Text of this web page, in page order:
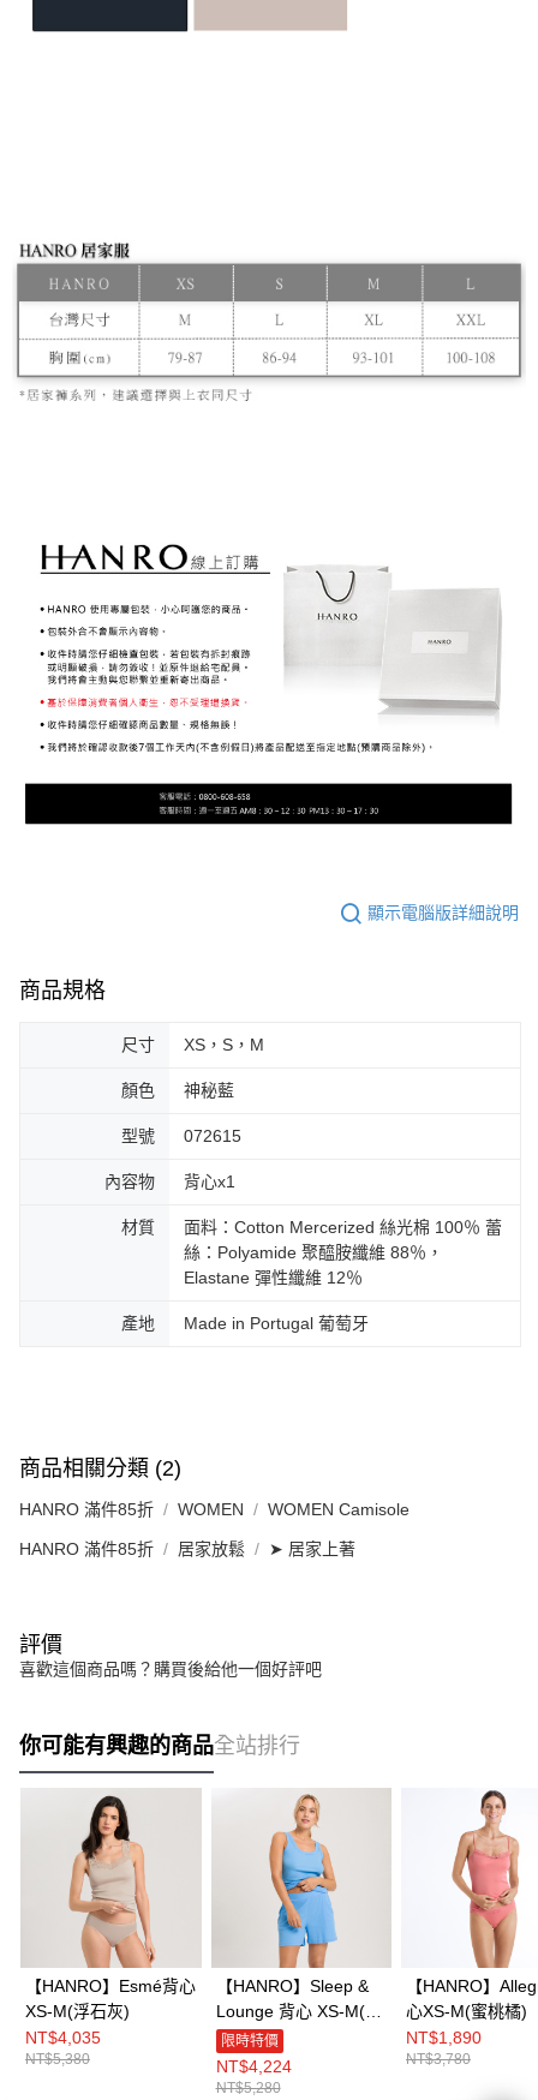
顯示電腦版詳細說明
商品規格
尺寸 XS，S，M
顏色 神秘藍
型號 072615
內容物 背心x1
材質
面料：Cotton Mercerized 絲光棉 100％ 蕾
絲：Polyamide 聚醯胺纖維 88％，
Elastane 彈性纖維 12％
產地 Made in Portugal 葡萄牙
商品相關分類 (2)
HANRO 滿件85折 WOMEN WOMEN Camisole
HANRO 滿件85折 居家放鬆 ➤ 居家上著
評價
喜歡這個商品嗎？購買後給他一個好評吧
你可能有興趣的商品全站排行
【HANRO】Esmé背心
XS-M(浮石灰)
NT$4,035
NT$5,380
【HANRO】Sleep &
Lounge 背心 XS-M(天
使藍)
限時特價
NT$4,224
NT$5,280
【HANRO】
心XS-M(蜜桃橘)
NT$1,890
NT$3,780